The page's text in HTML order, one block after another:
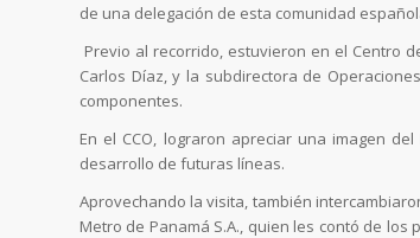
de una delegación de esta comunidad
Previo al recorrido, estuvieron en el Centro
Carlos Díaz, y la subdirectora de
componentes.
En el CCO, lograron apreciar una imagen
desarrollo de futuras líneas.
Aprovechando la visita, también
Metro de Panamá S.A., quien les contó de